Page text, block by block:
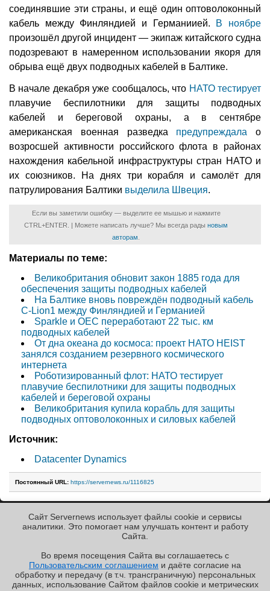
✖
соединявшие эти страны, и ещё один оптоволоконный
кабель между Финляндией и Германиией. В ноябре
произошёл другой инцидент — экипаж китайского судна
подозревают в намеренном использовании якоря для
обрыва ещё двух подводных кабелей в Балтике.
В начале декабря уже сообщалось, что НАТО тестирует
плавучие беспилотники для защиты подводных
кабелей и береговой охраны, а в сентябре
американская военная разведка предупреждала о
возросшей активности российского флота в районах
нахождения кабельной инфраструктуры стран НАТО и
их союзников. На днях три корабля и самолёт для
патрулирования Балтики выделила Швеция.
Если вы заметили ошибку — выделите ее мышью и нажмите
CTRL+ENTER. | Можете написать лучше? Мы всегда рады новым
авторам
Материалы по теме:
Великобритания обновит закон 1885 года для
обеспечения защиты подводных кабелей
На Балтике вновь повреждён подводный кабель
C-Lion1 между Финляндией и Германией
Sparkle и OEC переработают 22 тыс. км
подводных кабелей
От дна океана до космоса: проект НАТО HEIST
занялся созданием резервного космического
интернета
Роботизированный флот: НАТО тестирует
плавучие беспилотники для защиты подводных
кабелей и береговой охраны
Великобритания купила корабль для защиты
подводных оптоволоконных и силовых кабелей
Источник:
Datacenter Dynamics
Постоянный URL: https://servernews.ru/1116825
« Назад к ленте
РЕКЛАМА • ООО «ЛАБОРАТОРИЯ ЧИСЛИТЕЛЬ»
Copyright ©2010-2026
Servernews.Пользовательское
Сайт Servernews использует файлы cookie и сервисы
аналитики. Это помогает нам улучшать контент и работу
Cайта.
Во время посещения Cайта вы соглашаетесь с
Пользовательским соглашением и даёте согласие на
обработку и передачу (в т.ч. трансграничную) персональных
данных, использование Cайтом файлов cookie и метрических